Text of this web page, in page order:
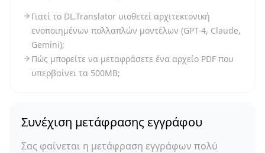
Γιατί το DL.Translator υιοθετεί αρχιτεκτονική
ενοποιημένων πολλαπλών μοντέλων (GPT-4, Claude,
Gemini);
Πώς μπορείτε να μεταφράσετε ένα αρχείο PDF που
υπερβαίνει τα 500MB;
Συνέχιση μετάφρασης εγγράφου
Σας φαίνεται η μετάφραση εγγράφων πολύ